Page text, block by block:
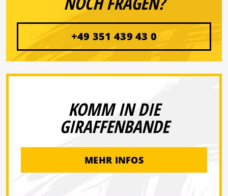
+49 351 439 43 0
KOMM IN DIE
GIRAFFENBANDE
MEHR INFOS